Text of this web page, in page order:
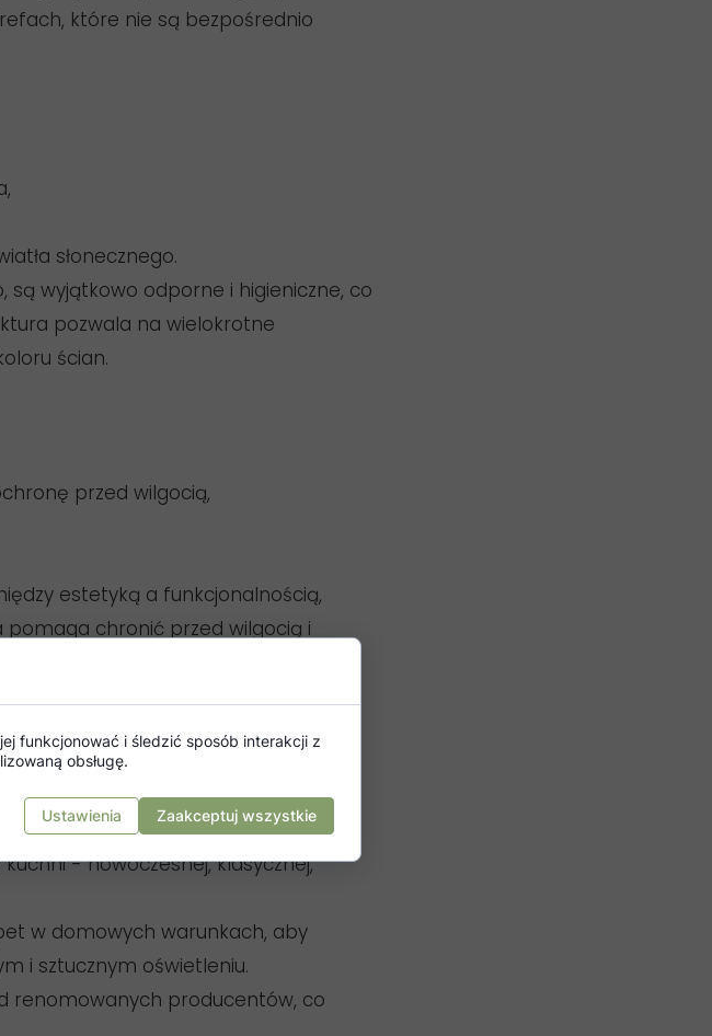
które nie są bezpośrednio
słonecznego.
są wyjątkowo odporne i higieniczne, co
pozwala na wielokrotne
ścian.
przed wilgocią,
estetyką a funkcjonalnością,
chronić przed wilgocią i
zlewu i kuchenki wybieraj tapety o
- nowoczesnej, klasycznej,
w domowych warunkach, aby
i sztucznym oświetleniu.
renomowanych producentów, co
funkcjonować i śledzić sposób interakcji z
obsługę.
Ustawienia Zaakceptuj wszystkie